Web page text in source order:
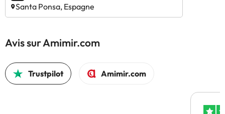
Santa Ponsa, Espagne
Avis sur Amimir.com
Trustpilot Amimir.com